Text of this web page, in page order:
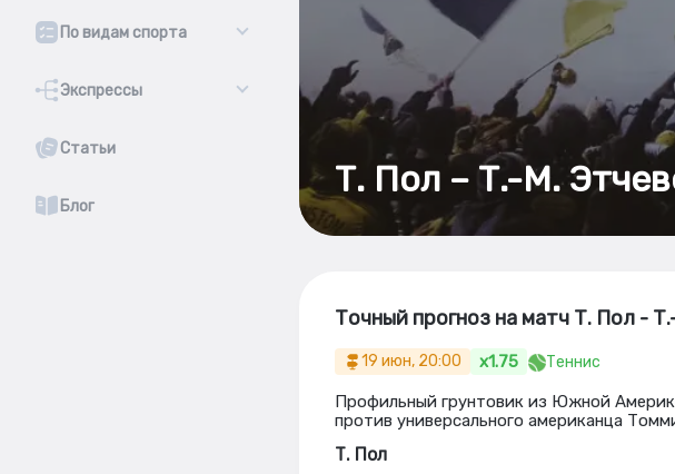
По видам спорта
Экспрессы
Статьи
Блог
Т. Пол – Т.-М.
Точный прогноз на матч Т. Пол -
19 июн, 20:00 x1.75 Теннис
Профильный грунтовик из Южной
против универсального американца
Т. Пол